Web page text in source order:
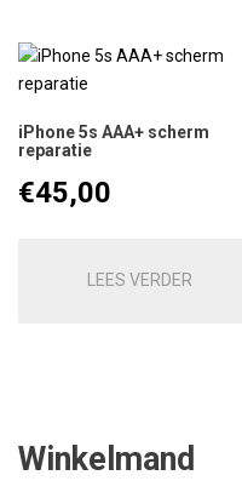
iPhone 5s AAA+ scherm
reparatie
€45,00
LEES VERDER
Winkelmand